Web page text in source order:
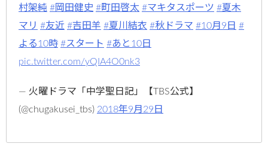
村架純 #岡田健史 #町田啓太 #マキタスポーツ #夏木
マリ #友近 #吉田羊 #夏川結衣 #秋ドラマ #10月9日 #
よる10時 #スタート #あと10日
pic.twitter.com/yQIA4O0nk3
— 火曜ドラマ「中学聖日記」【TBS公式】
(@chugakusei_tbs) 2018年9月29日